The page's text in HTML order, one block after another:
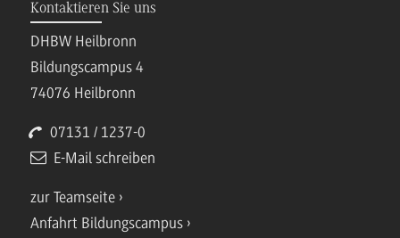
Kontaktieren Sie uns
DHBW Heilbronn
Bildungscampus 4
74076 Heilbronn
07131 / 1237-0
E-Mail schreiben
zur Teamseite
Anfahrt Bildungscampus